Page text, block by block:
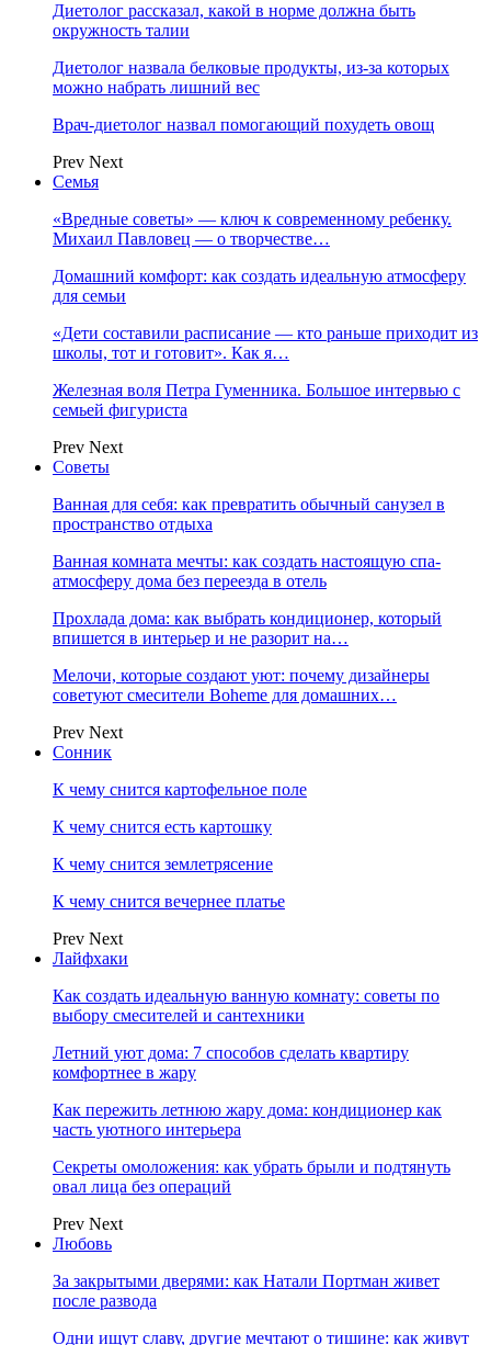
Диетолог рассказал, какой в норме должна быть
окружность талии
Диетолог назвала белковые продукты, из-за которых
можно набрать лишний вес
Врач-диетолог назвал помогающий похудеть овощ
Prev Next
Семья
«Вредные советы» — ключ к современному ребенку.
Михаил Павловец — о творчестве…
Домашний комфорт: как создать идеальную атмосферу
для семьи
«Дети составили расписание — кто раньше приходит из
школы, тот и готовит». Как я…
Железная воля Петра Гуменника. Большое интервью с
семьей фигуриста
Prev Next
Советы
Ванная для себя: как превратить обычный санузел в
пространство отдыха
Ванная комната мечты: как создать настоящую спа-
атмосферу дома без переезда в отель
Прохлада дома: как выбрать кондиционер, который
впишется в интерьер и не разорит на…
Мелочи, которые создают уют: почему дизайнеры
советуют смесители Boheme для домашних…
Prev Next
Сонник
К чему снится картофельное поле
К чему снится есть картошку
К чему снится землетрясение
К чему снится вечернее платье
Prev Next
Лайфхаки
Как создать идеальную ванную комнату: советы по
выбору смесителей и сантехники
Летний уют дома: 7 способов сделать квартиру
комфортнее в жару
Как пережить летнюю жару дома: кондиционер как
часть уютного интерьера
Секреты омоложения: как убрать брыли и подтянуть
овал лица без операций
Prev Next
Любовь
За закрытыми дверями: как Натали Портман живет
после развода
Одни ищут славу, другие мечтают о тишине: как живут